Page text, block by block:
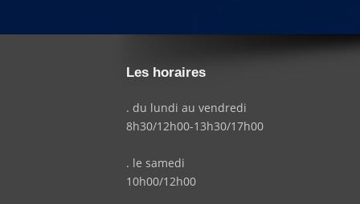
Les horaires
. du lundi au vendredi
8h30/12h00-13h30/17h00
. le samedi
10h00/12h00